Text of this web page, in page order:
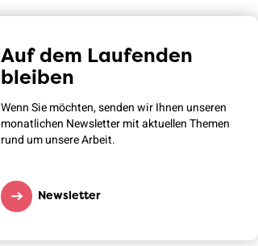
Auf dem Laufenden
bleiben
Wenn Sie möchten, senden wir Ihnen unseren
monatlichen Newsletter mit aktuellen Themen
rund um unsere Arbeit.
Newsletter